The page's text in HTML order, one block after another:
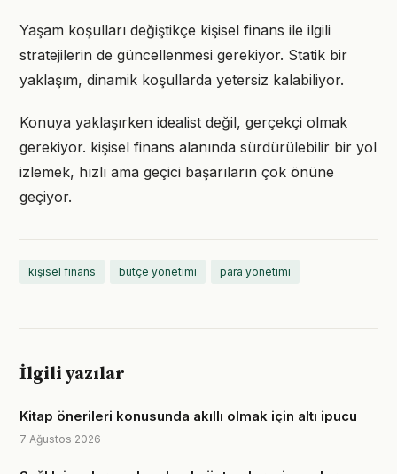
Yaşam koşulları değiştikçe kişisel finans ile ilgili
stratejilerin de güncellenmesi gerekiyor. Statik bir
yaklaşım, dinamik koşullarda yetersiz kalabiliyor.
Konuya yaklaşırken idealist değil, gerçekçi olmak
gerekiyor. kişisel finans alanında sürdürülebilir bir yol
izlemek, hızlı ama geçici başarıların çok önüne
geçiyor.
kişisel finans bütçe yönetimi para yönetimi
İlgili yazılar
Kitap önerileri konusunda akıllı olmak için altı ipucu
7 Ağustos 2026